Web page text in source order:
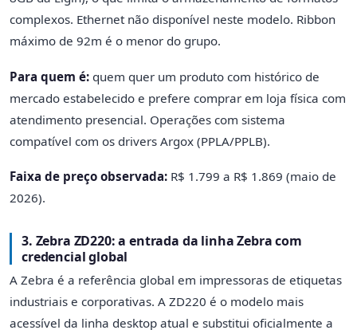
complexos. Ethernet não disponível neste modelo. Ribbon
máximo de 92m é o menor do grupo.
Para quem é: quem quer um produto com histórico de
mercado estabelecido e prefere comprar em loja física com
atendimento presencial. Operações com sistema
compatível com os drivers Argox (PPLA/PPLB).
Faixa de preço observada: R$ 1.799 a R$ 1.869 (maio de
2026).
3. Zebra ZD220: a entrada da linha Zebra com
credencial global
A Zebra é a referência global em impressoras de etiquetas
industriais e corporativas. A ZD220 é o modelo mais
acessível da linha desktop atual e substitui oficialmente a